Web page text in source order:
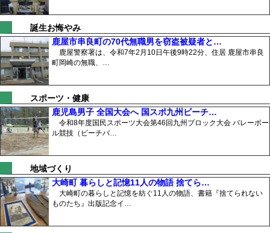
誕生お悔やみ
鹿屋市串良町の70代無職男を窃盗被疑者と…
鹿屋警察署は、令和7年2月10日午後9時22分、住居 鹿屋市串良
町岡崎の無職、…
スポーツ・健康
鹿児島男子 全国大会へ 国スポ九州ビーチ…
令和8年度国民スポーツ大会第46回九州ブロック大会 バレーボー
ル競技（ビーチバ…
地域づくり
大崎町 暮らしと記憶11人の物語 捨てら…
大崎町の暮らしと記憶を紡ぐ11人の物語、書籍『捨てられない
ものたち』出版記念イ…